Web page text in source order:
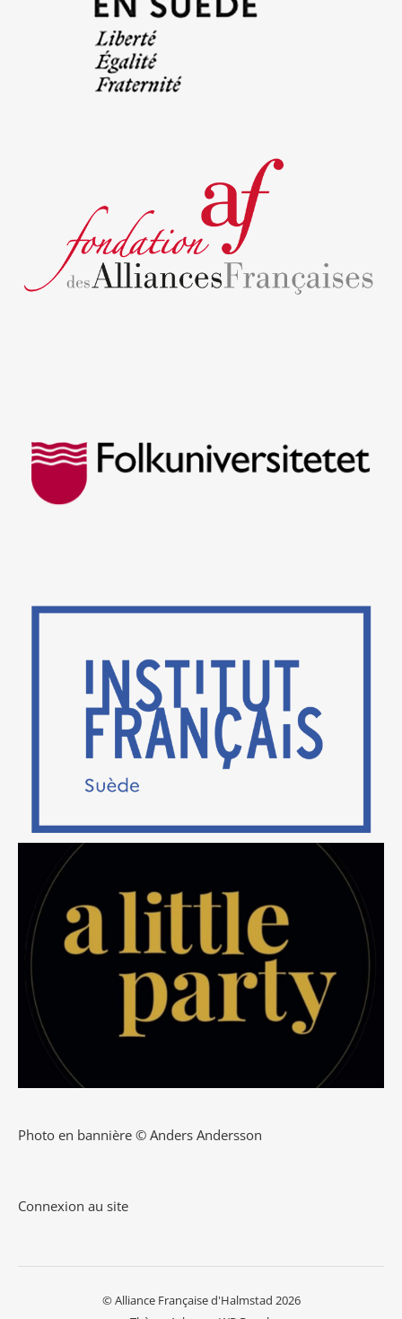
Photo en bannière © Anders Andersson
Connexion au site
© Alliance Française d'Halmstad 2026